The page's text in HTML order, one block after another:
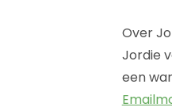
Over
Jordie
een